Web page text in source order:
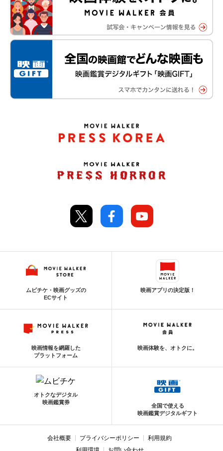
ムビチケ・映画グッズの
ECサイト
映画アプリの決定版！
映画情報を網羅した
プラットフォーム
映画体験を、オトクに。
オトクなデジタル
映画鑑賞券
全国で使える
映画鑑賞デジタルギフト
会社概要 プライバシーポリシー
利用規約